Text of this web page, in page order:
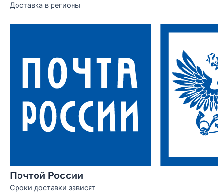
Доставка в регионы
Почтой России
Сроки доставки зависят